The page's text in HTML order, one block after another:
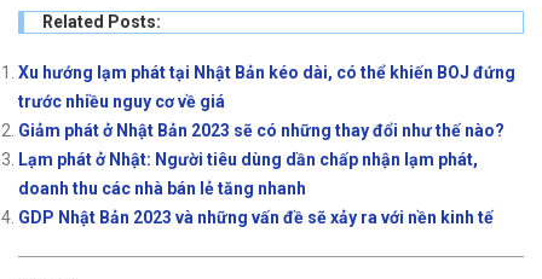
Related Posts:
Xu hướng lạm phát tại Nhật Bản kéo dài, có thể khiến BOJ đứng
trước nhiều nguy cơ về giá
Giảm phát ở Nhật Bản 2023 sẽ có những thay đổi như thế nào?
Lạm phát ở Nhật: Người tiêu dùng dần chấp nhận lạm phát,
doanh thu các nhà bán lẻ tăng nhanh
GDP Nhật Bản 2023 và những vấn đề sẽ xảy ra với nền kinh tế